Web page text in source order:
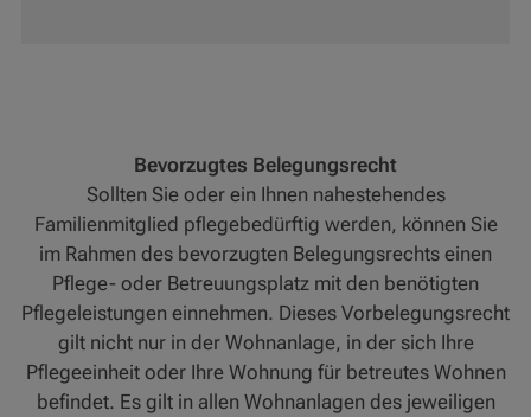
Bevorzugtes Belegungsrecht
Sollten Sie oder ein Ihnen nahestehendes
Familienmitglied pflegebedürftig werden, können Sie
im Rahmen des bevorzugten Belegungsrechts einen
Pflege- oder Betreuungsplatz mit den benötigten
Pflegeleistungen einnehmen. Dieses Vorbelegungsrecht
gilt nicht nur in der Wohnanlage, in der sich Ihre
Pflegeeinheit oder Ihre Wohnung für betreutes Wohnen
befindet. Es gilt in allen Wohnanlagen des jeweiligen